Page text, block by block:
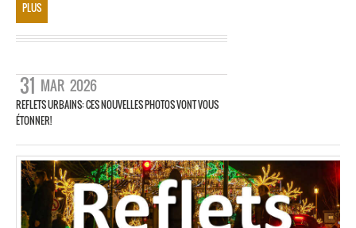
PLUS
31 MAR 2026
REFLETS URBAINS: CES NOUVELLES PHOTOS VONT VOUS
ÉTONNER!